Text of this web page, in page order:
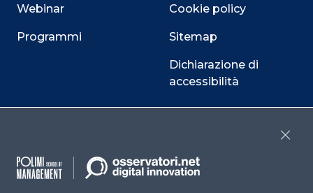
Webinar
Programmi
Cookie policy
Sitemap
Dichiarazione di
accessibilità